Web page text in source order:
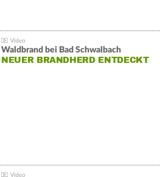
Waldbrand bei Bad Schwalbach
NEUER BRANDHERD ENTDECKT